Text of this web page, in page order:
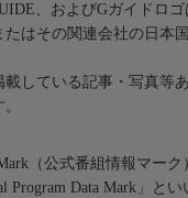
、およびGガイドロ
たはその関連会社の日本
載している記事・写真等
（公式番組情報マーク
Program Data Mark」と